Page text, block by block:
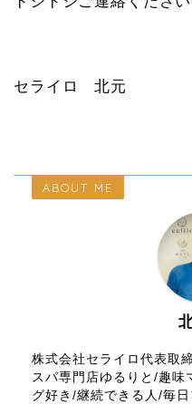
セライロ 北元
ABOUT ME
株式会社セライロ代表取
スパ専門店ゆるりと/趣味
グ好き/継続できる人/毎